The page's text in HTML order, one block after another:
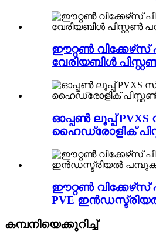
ഈറ്റൺ വിക്കേഴ്‌സ്
വേരിയബിൾ
ഓപ്പൺ ലൂപ്പ് PVXS
ഹൈഡ്രോളിക്
ഈറ്റൺ വിക്കേഴ്‌സ്
PVE
കമ്പനിയെക്കുറിച്ച്